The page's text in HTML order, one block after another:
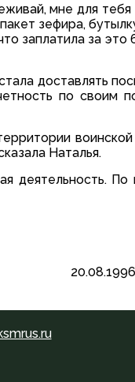
мне для
зефира,
заплатила за
доставлять
по своим
Наталья.
деятельность.